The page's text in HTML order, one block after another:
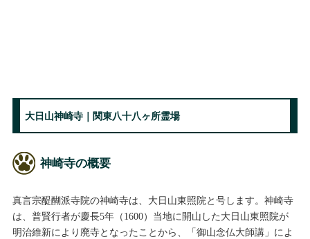
大日山神崎寺｜関東八十八ヶ所霊場
神崎寺の概要
真言宗醍醐派寺院の神崎寺は、大日山東照院と号します。神崎寺
は、普賢行者が慶長5年（1600）当地に開山した大日山東照院が
明治維新により廃寺となったことから、「御山念仏大師講」によ